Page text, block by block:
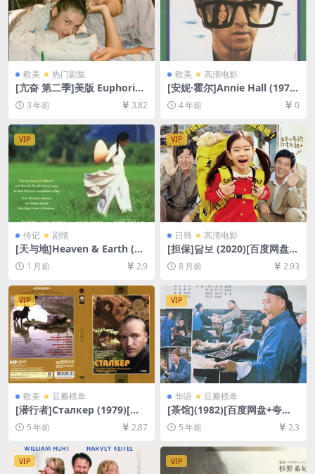
欧美 热门剧集
[亢奋 第二季]美版 Euphoria
Season 2 (2022)[百度网盘
+夸克网盘1080P超清未删减
资源][网盘在线播放/下载][MP
4/35GB][中英字幕]
3 年前 3.82
欧美 高清电影
[安妮·霍尔]Annie Hall (1977)
[百度网盘+迅雷云盘资源1080
P超清未删减][MP4/5.2GB][中
英字幕]
4 年前 0
VIP
传记 剧情
[天与地]Heaven & Earth (19
93)[百度网盘+夸克网盘1080P
超清未删减资源][网盘在线播
放/下载][MP4/9GB][中英字
幕]
1 月前 2.9
VIP
日韩 高清电影
[担保]담보 (2020)[百度网盘
+夸克网盘1080P超清未删减
资源][网盘在线播放/下载][MP
4/6.4GB][中文字幕]
8 月前 2.93
VIP
欧美 豆瓣榜单
[潜行者]Сталкер (1979)[百
度网盘+夸克网盘+迅雷云盘资
源1080P超清][MP4/10GB][中
5 年前 2.87
VIP
华语 豆瓣榜单
[茶馆](1982)[百度网盘+夸克
网盘+迅雷云盘资源1080P超
清未删减][MP4/6.6GB][国语
5 年前 2.3
VIP VIP